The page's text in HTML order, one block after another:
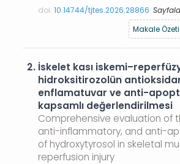
doi:10.14744/tjtes.2026.28866
Makale Özeti
2. İskelet kası
hidroksitirozolün
enflamatuvar ve anti-
kapsamlı değerlendirilmesi
Comprehensive evaluation of
anti-inflammatory, and anti-
of hydroxytyrosol in skeletal
reperfusion injury